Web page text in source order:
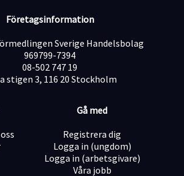
för träning och rehabilitering
är ett plus)
engagerad i att hjälpa andra
eller är intresserad av att arbeta som
(erfarenhet inom området är
inte ett krav)
Företagsinformation
Sverige Handelsbolag
969799-7394
08-502 747 19
stigen 3, 116 20 Stockholm
Gå med
Registrera dig
Logga in (ungdom)
Logga in (arbetsgivare)
Våra jobb